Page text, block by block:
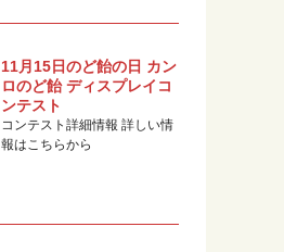
11月15日のど飴の日 カン
ロのど飴 ディスプレイコ
ンテスト
コンテスト詳細情報 詳しい情
報はこちらから